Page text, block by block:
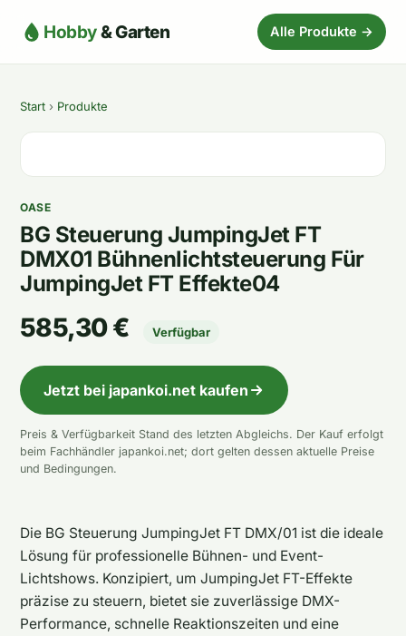
Hobby& Garten Alle Produkte →
Start › Produkte
OASE
BG Steuerung JumpingJet FT
DMX01 Bühnenlichtsteuerung Für
JumpingJet FT Effekte04
585,30 € Verfügbar
Jetzt bei japankoi.net kaufen
Preis & Verfügbarkeit Stand des letzten Abgleichs. Der Kauf erfolgt
beim Fachhändler japankoi.net; dort gelten dessen aktuelle Preise
und Bedingungen.
Die BG Steuerung JumpingJet FT DMX/01 ist die ideale
Lösung für professionelle Bühnen- und Event-
Lichtshows. Konzipiert, um JumpingJet FT-Effekte
präzise zu steuern, bietet sie zuverlässige DMX-
Performance, schnelle Reaktionszeiten und eine